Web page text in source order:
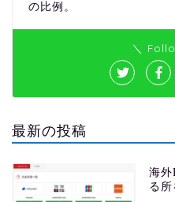
の比例。
＼
最新の投稿
海外
る所